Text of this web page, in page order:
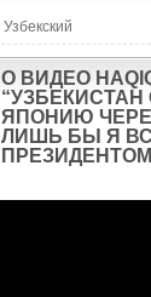
Узбекский
О ВИДЕО
ЯПОНИЮ
ЛИШЬ БЫ Я